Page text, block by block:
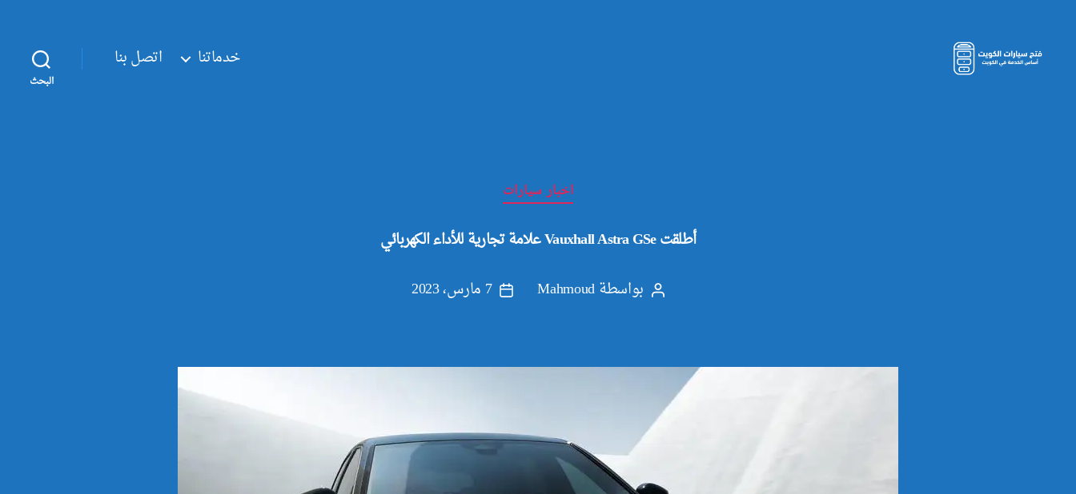
خدماتنا اتصل بنا
البحث
التصنيفات
اخبار سيارات
أطلقت Vauxhall Astra GSe علامة تجارية للأداء الكهربائي
كاتببواسطةMahmoud
تاريخ
7 مارس، 2023